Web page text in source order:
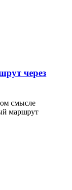
через
смысле
маршрут